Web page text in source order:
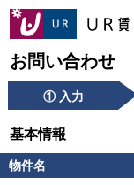
お問い合わせ
① 入力
基本情報
物件名